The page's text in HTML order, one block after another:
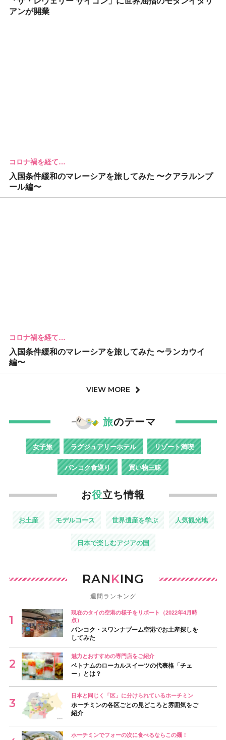
アンが開業
コロナ禍を経て…
入国条件緩和のマレーシアを旅してみた 〜クアラルンプ
ール編〜
コロナ禍を経て…
入国条件緩和のマレーシアを旅してみた 〜ランカウイ
編〜
VIEW MORE
旅のテーマ
女子旅 ラグジュアリーホテル リゾート満喫
バンコク食巡り 買い物三昧
お役立ち情報
お土産 モデルコース 世界遺産を学ぶ 人気観光地
日本で楽しむアジアの国
RANKING
週間ランキング
現在のタイの空港の様子をリポート（2022年4月時
点）
バンコク・スワンナプーム空港でお土産探しを
してみた
魅力とおすすめの専門店をご紹介
ベトナムのローカルスイーツの代表格「チェ
ー」とは？
日本と同じく「区」に分けられているホーチミン
ホーチミンの各区ごとの見どころと雰囲気をご
紹介
ホーチミンでフォーの次に食べるならこの麺！